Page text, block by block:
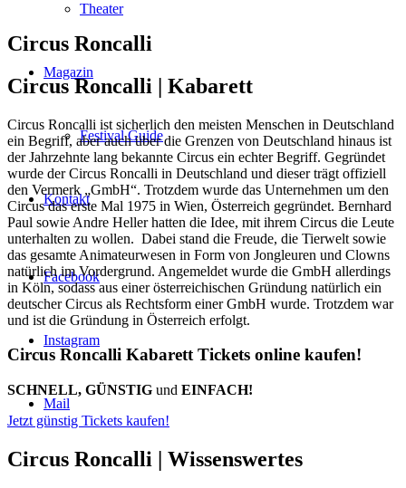
Theater
Magazin
Festival Guide
Kontakt
Facebook
Instagram
Mail
Circus Roncalli
Circus Roncalli | Kabarett
Circus Roncalli ist sicherlich den meisten Menschen in Deutschland
ein Begriff, aber auch über die Grenzen von Deutschland hinaus ist
der Jahrzehnte lang bekannte Circus ein echter Begriff. Gegründet
wurde der Circus Roncalli in Deutschland und dieser trägt offiziell
den Vermerk „GmbH“. Trotzdem wurde das Unternehmen um den
Circus das erste Mal 1975 in Wien, Österreich gegründet. Bernhard
Paul sowie Andre Heller hatten die Idee, mit ihrem Circus die Leute
unterhalten zu wollen. Dabei stand die Freude, die Tierwelt sowie
das gesamte Animateurwesen in Form von Jongleuren und Clowns
natürlich im Vordergrund. Angemeldet wurde die GmbH allerdings
in Köln, sodass aus einer österreichischen Gründung natürlich ein
deutscher Circus als Rechtsform einer GmbH wurde. Trotzdem war
und ist die Gründung in Österreich erfolgt.
Circus Roncalli Kabarett Tickets online kaufen!
SCHNELL, GÜNSTIG und EINFACH!
Jetzt günstig Tickets kaufen!
Circus Roncalli | Wissenswertes